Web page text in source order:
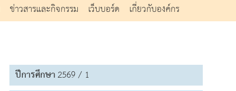
ข่าวสารและกิจกรรม เว็บบอร์ด
เกี่ยวกับองค์กร
ปีการศึกษา2569 / 1